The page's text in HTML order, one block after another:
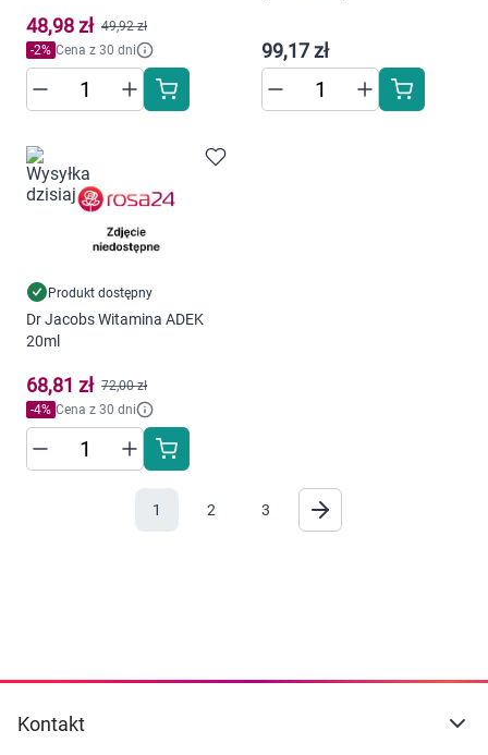
48,98 zł 49,92 zł
-2% Cena z 30 dni 99,17 zł
Produkt dostępny
Dr Jacobs Witamina ADEK
20ml
68,81 zł 72,00 zł
-4% Cena z 30 dni
1 2 3
Kontakt